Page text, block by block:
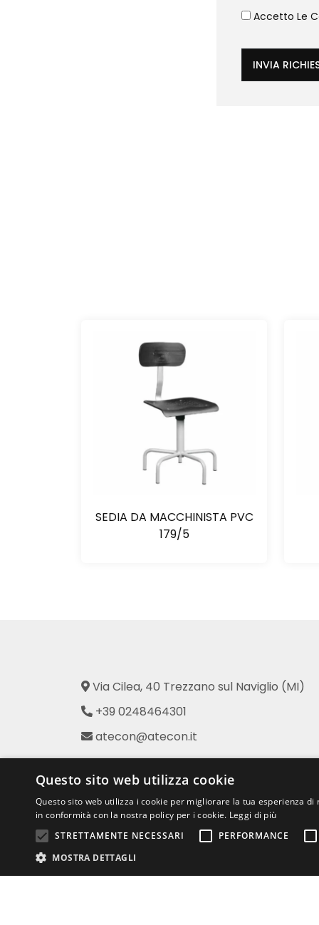
Accetto Le
INVIA
SEDIA DA MACCHINISTA PVC
179/5
Via Cilea, 40 Trezzano sul Naviglio (MI)
+39 0248464301
atecon@atecon.it
dell'Abbigliamento
Questo sito web utilizza cookie
Questo sito web utilizza i cookie per migliorare la tua esperienza
in conformità con la nostra policy per i cookie. Leggi di più
STRETTAMENTE NECESSARI
PERFORMANCE
MOSTRA DETTAGLI